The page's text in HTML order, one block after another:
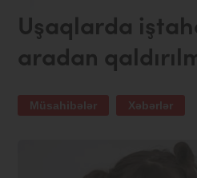
Uşaqlarda
aradan
Müsahibələr Xəbərlər